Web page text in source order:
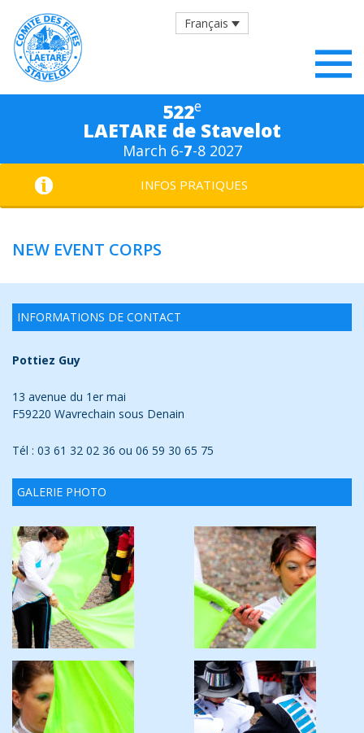
Français
522e
LAETARE de Stavelot
March 6-7-8 2027
INFOS PRATIQUES
NEW EVENT CORPS
INFORMATIONS DE CONTACT
Pottiez Guy
13 avenue du 1er mai
F59220 Wavrechain sous Denain
Tél : 03 61 32 02 36 ou 06 59 30 65 75
GALERIE PHOTO